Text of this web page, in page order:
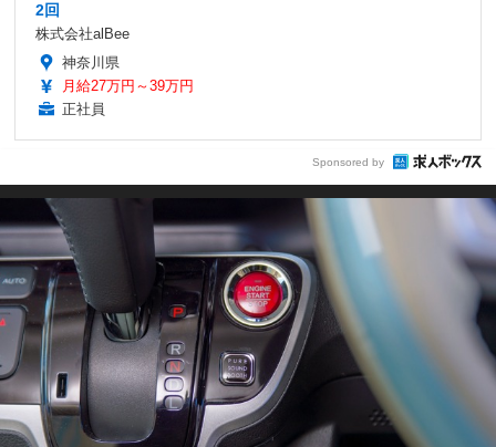
2回
株式会社alBee
神奈川県
月給27万円～39万円
正社員
Sponsored by